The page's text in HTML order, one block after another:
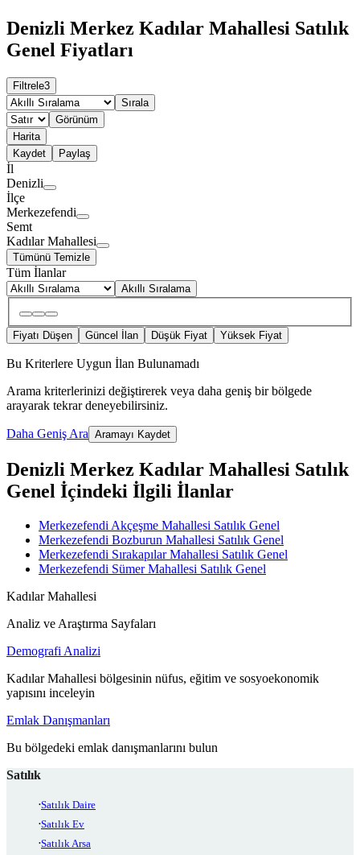
Denizli Merkez Kadılar Mahallesi Satılık
Genel Fiyatları
Filtrele3
Sırala
Görünüm
Harita
Kaydet
Paylaş
İl
Denizli
İlçe
Merkezefendi
Semt
Kadılar Mahallesi
Tümünü Temizle
Tüm İlanlar
Akıllı Sıralama
Fiyatı Düşen Güncel İlan Düşük Fiyat Yüksek Fiyat
Bu Kriterlere Uygun İlan Bulunamadı
Arama kriterlerinizi değiştirerek veya daha geniş bir bölgede
arayarak tekrar deneyebilirsiniz.
Daha Geniş Ara Aramayı Kaydet
Denizli Merkez Kadılar Mahallesi Satılık
Genel İçindeki İlgili İlanlar
Merkezefendi Akçeşme Mahallesi Satılık Genel
Merkezefendi Bozburun Mahallesi Satılık Genel
Merkezefendi Sırakapılar Mahallesi Satılık Genel
Merkezefendi Sümer Mahallesi Satılık Genel
Kadılar Mahallesi
Analiz ve Araştırma Sayfaları
Demografi Analizi
Kadılar Mahallesi bölgesinin nüfus, eğitim ve sosyoekonomik
yapısını inceleyin
Emlak Danışmanları
Bu bölgedeki emlak danışmanlarını bulun
Satılık
Satılık Daire
Satılık Ev
Satılık Arsa